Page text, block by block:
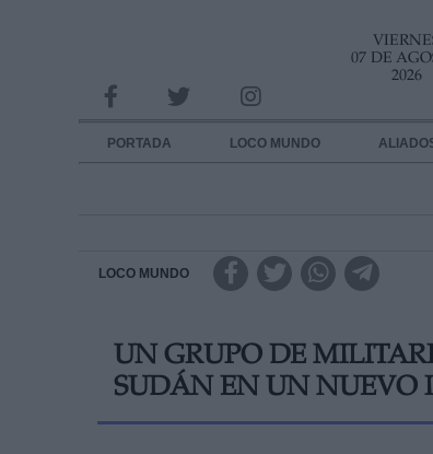
07 DE
2026
PORTADA LOCO MUNDO
LOCO MUNDO
UN GRUPO DE
SUDÁN EN UN NUEVO
INFORMACION SOBRE LA PROTECCIÓN DE TUS
Responsable:
Destinatarios:
link
Información adicional
link